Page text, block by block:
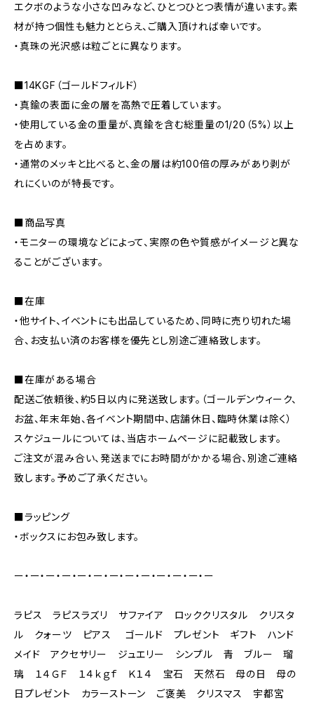
エクボのような小さな凹みなど、ひとつひとつ表情が違います。素
材が持つ個性も魅力ととらえ、ご購入頂ければ幸いです。
・真珠の光沢感は粒ごとに異なります。
■14KGF（ゴールドフィルド）
・真鍮の表面に金の層を高熱で圧着しています。
・使用している金の重量が、真鍮を含む総重量の1/20（5%）以上
を占めます。
・通常のメッキと比べると、金の層は約100倍の厚みがあり剥が
れにくいのが特長です。
■商品写真
・モニターの環境などによって、実際の色や質感がイメージと異な
ることがございます。
■在庫
・他サイト、イベントにも出品しているため、同時に売り切れた場
合、お支払い済のお客様を優先とし別途ご連絡致します。
■在庫がある場合
配送ご依頼後、約5日以内に発送致します。（ゴールデンウィーク、
お盆、年末年始、各イベント期間中、店舗休日、臨時休業は除く）
スケジュールについては、当店ホームページに記載致します。
ご注文が混み合い、発送までにお時間がかかる場合、別途ご連絡
致します。予めご了承ください。
■ラッピング
・ボックスにお包み致します。
ー・ー・ー・ー・ー・ー・ー・ー・ー・ー・ー・ー・ー
ラピス ラピスラズリ サファイア ロッククリスタル クリスタ
ル クォーツ ピアス ゴールド プレゼント ギフト ハンド
メイド アクセサリー ジュエリー シンプル 青 ブルー 瑠
璃 １４ＧＦ １４ｋｇｆ Ｋ１４ 宝石 天然石 母の日 母の
日プレゼント カラーストーン ご褒美 クリスマス 宇都宮